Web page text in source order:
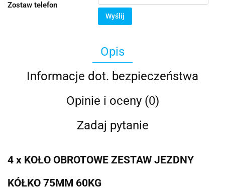
Zostaw telefon
Wyślij
Opis
Informacje dot. bezpieczeństwa
Opinie i oceny (0)
Zadaj pytanie
4 x KOŁO OBROTOWE ZESTAW JEZDNY
KÓŁKO 75MM 60KG